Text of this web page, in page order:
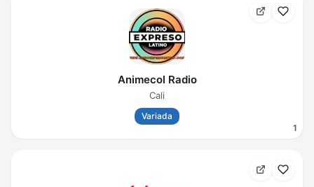
1
Animecol Radio
Cali
Variada